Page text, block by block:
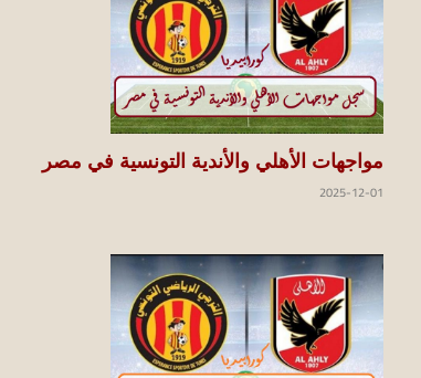
مواجهات الأهلي والأندية التونسية في مصر
2025-12-01